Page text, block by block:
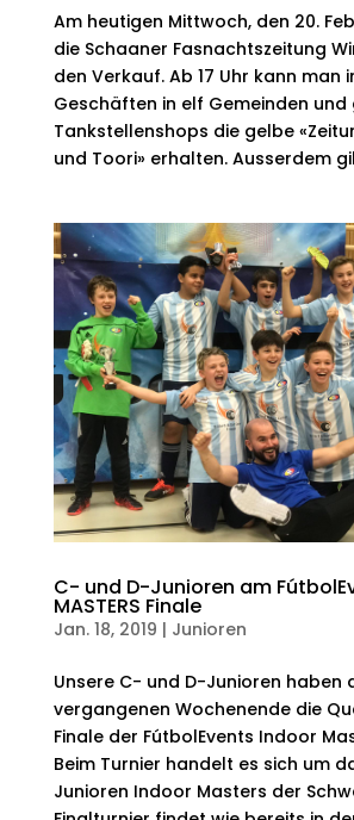
Am heutigen Mittwoch, den 20.
die Schaaner Fasnachtszeitung
den Verkauf. Ab 17 Uhr kann man
Geschäften in elf Gemeinden
Tankstellenshops die gelbe
und Toori» erhalten. Ausserdem
C- und D-Junioren am
MASTERS Finale
Jan. 18, 2019 | Junioren
Unsere C- und D-Junioren haben
vergangenen Wochenende die
Finale der FútbolEvents Indoor
Beim Turnier handelt es sich um
Junioren Indoor Masters der